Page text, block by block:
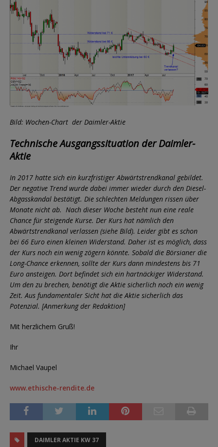
Bild: Wochen-Chart der Daimler-Aktie
Technische Ausgangssituation der Daimler-
Aktie
In 2017 hatte sich ein kurzfristiger Abwärtstrendkanal gebildet.
Der negative Trend wurde dabei immer wieder durch den Diesel-
Abgasskandal bestätigt. Die schlechten Meldungen rissen über
Monate nicht ab. Nach dieser Woche besteht nun eine reale
Chance für steigende Kurse. Der Kurs hat nämlich den
Abwärtstrendkanal verlassen (siehe Bild). Leider gibt es schon
bei 66 Euro einen kleinen Widerstand. Daher ist es möglich, dass
der Kurs noch ein wenig zögern könnte. Sobald die Börsianer die
Long-Chance erkennen, sollte der Kurs dann mindestens bis 71
Euro ansteigen. Dort befindet sich ein hartnäckiger Widerstand.
Um den zu brechen, benötigt die Aktie sicherlich noch ein wenig
Zeit. Aus fundamentaler Sicht hat die Aktie sicherlich das
Potenzial. [Anmerkung der Redaktion]
Mit herzlichem Gruß!
Ihr
Michael Vaupel
www.ethische-rendite.de
DAIMLER AKTIE KW 37